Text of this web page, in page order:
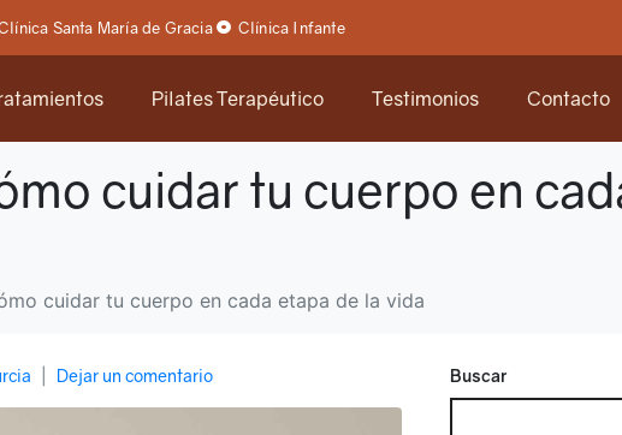
Santa María de Gracia Clínica Infante
Pilates Terapéutico Testimonios Contacto
cuidar tu cuerpo en
cuidar tu cuerpo en cada etapa de la vida
Dejar un comentario Buscar